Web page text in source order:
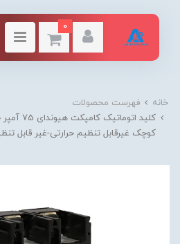
0
خانه
فهرست محصولات
کلید
کوچک غیرقابل تنظیم حرارتی-غیر قابل